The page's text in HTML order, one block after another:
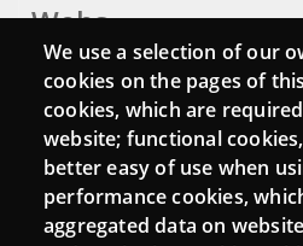
Webs
Login
Mattermost Punt TIC
Moodle CampusLab
We use a selection of our
cookies on the pages of
cookies, which are
website; functional
better easy of use when
performance cookies,
aggregated data on